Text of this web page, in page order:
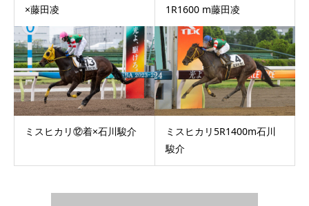
×藤田凌
1R1600 m藤田凌
ミスヒカリ⑫着×石川駿介
ミスヒカリ5R1400m石川
駿介